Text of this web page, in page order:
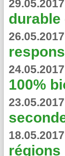
29.05.2017
durable
26.05.2017
24.05.2017
100%
23.05.2017
18.05.2017
régions